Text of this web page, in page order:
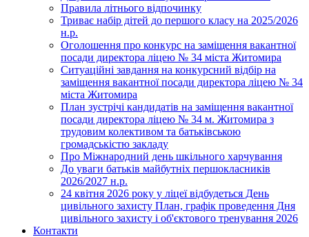
Правила літнього відпочинку
Триває набір дітей до першого класу на 2025/2026
н.р.
Оголошення про конкурс на заміщення вакантної
посади директора ліцею № 34 міста Житомира
Ситуаційні завдання на конкурсний відбір на
заміщення вакантної посади директора ліцею № 34
міста Житомира
План зустрічі кандидатів на заміщення вакантної
посади директора ліцею № 34 м. Житомира з
трудовим колективом та батьківською
громадськістю закладу
Про Міжнародний день шкільного харчування
До уваги батьків майбутніх першокласників
2026/2027 н.р.
24 квітня 2026 року у ліцеї відбудеться День
цивільного захисту План, графік проведення Дня
цивільного захисту і об'єктового тренування 2026
Контакти